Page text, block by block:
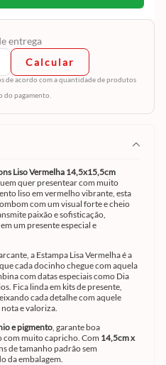
entrega
Calcular
de acordo com a quantidade de produtos
do pagamento.
Liso Vermelha 14,5x15,5cm
quer presentear com muito
liso em vermelho vibrante, esta
com um visual forte e cheio
paixão e sofisticação,
um presente especial e
a Estampa Lisa Vermelha é a
cada docinho chegue com aquela
com datas especiais como Dia
Fica linda em kits de presente,
cada detalhe com aquele
e valoriza.
e pigmento, garante boa
com muito capricho. Com 14,5cm x
de tamanho padrão sem
da embalagem.